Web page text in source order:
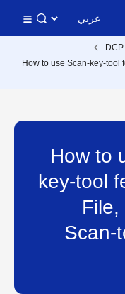
How to use Scan-key-
How to
key-tool